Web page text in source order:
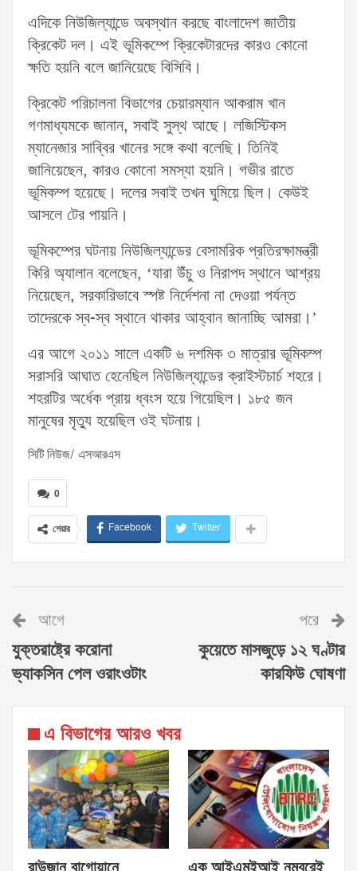
এদিকে নিউজিল্যান্ডে অবস্থান করছে বাংলাদেশ জাতীয়
ক্রিকেট দল। এই ভূমিকম্পে ক্রিকেটারদের কারও কোনো
ক্ষতি হয়নি বলে জানিয়েছে বিসিবি।
ক্রিকেট পরিচালনা বিভাগের চেয়ারম্যান আকরাম খান
গণমাধ্যমকে জানান, সবাই সুস্থ আছে। লজিস্টিকস
ম্যানেজার সাব্বির খানের সঙ্গে কথা বলেছি। তিনিই
জানিয়েছেন, কারও কোনো সমস্যা হয়নি। গভীর রাতে
ভূমিকম্প হয়েছে। দলের সবাই তখন ঘুমিয়ে ছিল। কেউই
আসলে টের পায়নি।
ভূমিকম্পের ঘটনায় নিউজিল্যান্ডের বেসামরিক প্রতিরক্ষামন্ত্রী
কিরি অ্যালান বলেছেন, ‘যারা উঁচু ও নিরাপদ স্থানে আশ্রয়
নিয়েছেন, সরকারিভাবে স্পষ্ট নির্দেশনা না দেওয়া পর্যন্ত
তাদেরকে স্ব-স্ব স্থানে থাকার আহ্বান জানাচ্ছি আমরা।’
এর আগে ২০১১ সালে একটি ৬ দশমিক ৩ মাত্রার ভূমিকম্প
সরাসরি আঘাত হেনেছিল নিউজিল্যান্ডের ক্রাইস্টচার্চ শহরে।
শহরটির অর্ধেক প্রায় ধ্বংস হয়ে গিয়েছিল। ১৮৫ জন
মানুষের মৃত্যু হয়েছিল ওই ঘটনায়।
সিটি নিউজ/ এসআরএস
0
শেয়ার Facebook Twitter
আগে
যুক্তরাষ্ট্রে করোনা
ভ্যাকসিন পেল ওরাংওটাং
পরে
কুয়েতে মাসজুড়ে ১২ ঘণ্টার
কারফিউ ঘোষণা
এ বিভাগের আরও খবর